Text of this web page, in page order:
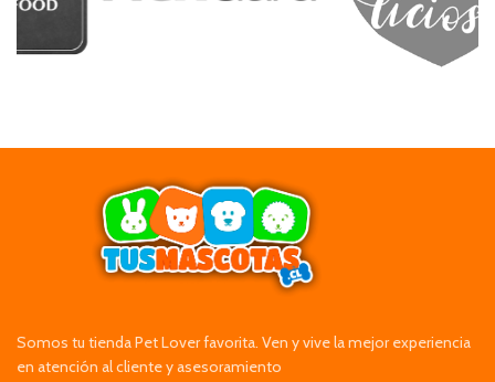
Somos tu tienda Pet Lover favorita. Ven y vive la mejor experiencia
en atención al cliente y asesoramiento